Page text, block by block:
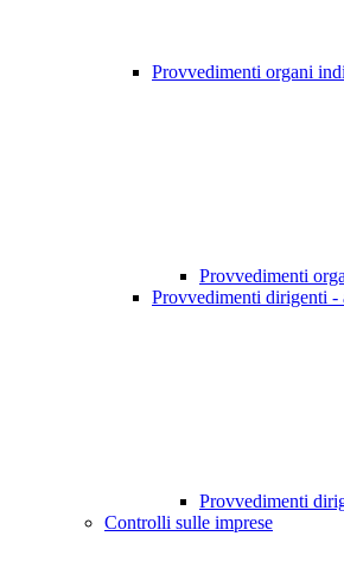
Provvedimenti organi
Provvedimenti
Provvedimenti dirigenti -
Provvedimenti
Controlli sulle imprese